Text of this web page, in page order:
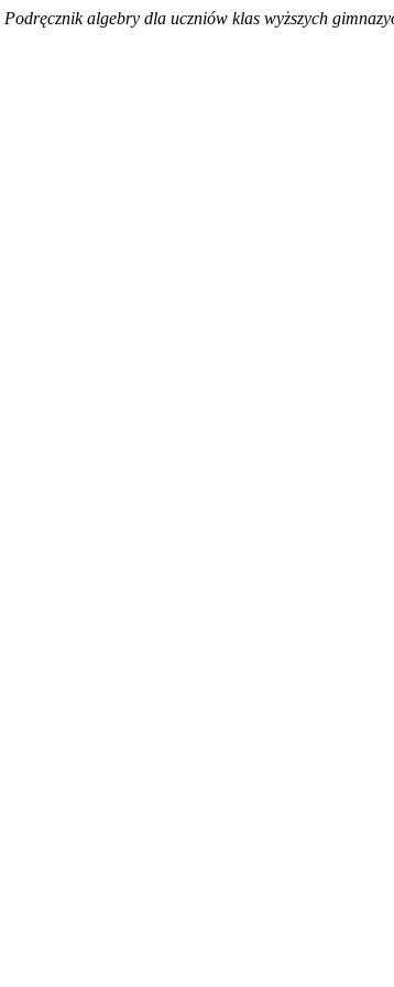
Podręcznik algebry dla uczniów klas wyższych